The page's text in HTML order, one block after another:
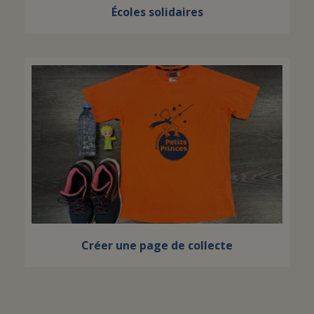
Écoles solidaires
Créer une page de collecte